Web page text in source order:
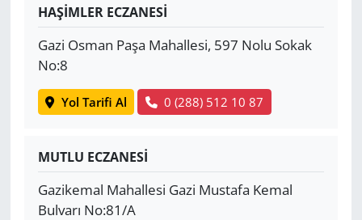
HAŞİMLER ECZANESİ
Gazi Osman Paşa Mahallesi, 597 Nolu Sokak
No:8
Yol Tarifi Al 0 (288) 512 10 87
MUTLU ECZANESİ
Gazikemal Mahallesi Gazi Mustafa Kemal
Bulvarı No:81/A